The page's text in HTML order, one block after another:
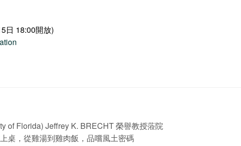
日 18:00開放)
of Florida) Jeffrey K. BRECHT 榮譽教授蒞院
桌，從雞湯到雞肉飯，品嚐風土密碼